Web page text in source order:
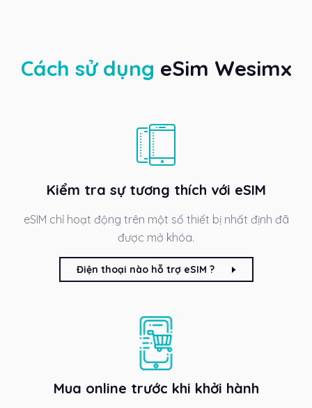
Cách sử dụng eSim Wesimx
Kiểm tra sự tương thích với eSIM
eSIM chỉ hoạt động trên một số thiết bị nhất định đã
được mở khóa.
Điện thoại nào hỗ trợ eSIM ?
Mua online trước khi khởi hành